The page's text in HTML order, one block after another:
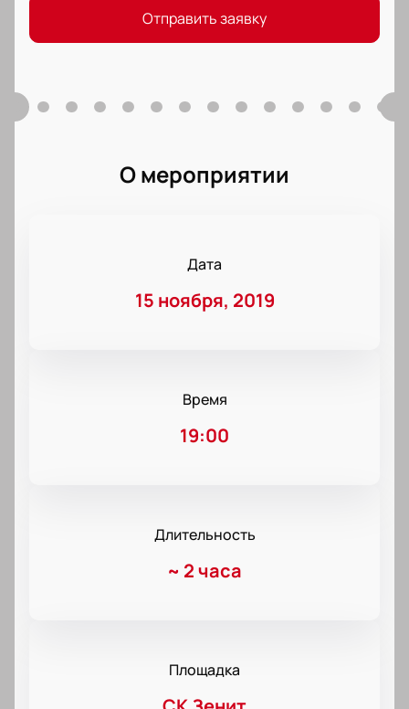
Отправить заявку
О мероприятии
Дата
15 ноября, 2019
Время
19:00
Длительность
~ 2 часа
Площадка